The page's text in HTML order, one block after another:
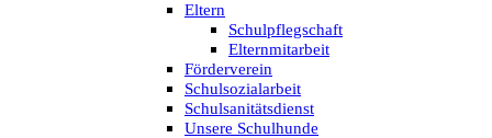
Eltern
Schulpflegschaft
Elternmitarbeit
Förderverein
Schulsozialarbeit
Schulsanitätsdienst
Unsere Schulhunde